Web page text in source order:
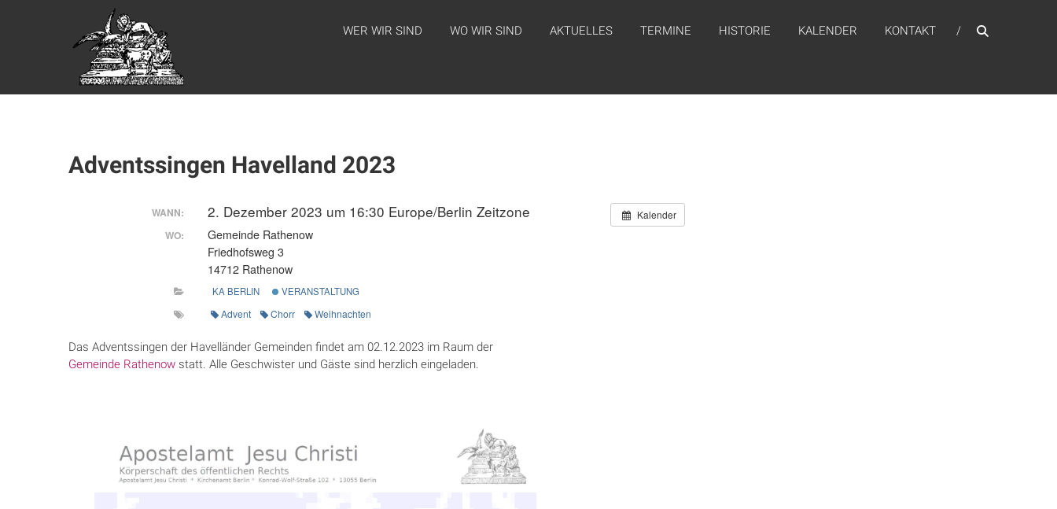
WEBSITE DES
APOSTELAMTES
JESU CHRISTI
KÖR
WER WIR SIND WO WIR SIND AKTUELLES TERMINE HISTORIE KALENDER KONTAKT
Adventssingen Havelland 2023
Kalender
WANN: 2. Dezember 2023 um 16:30 Europe/Berlin Zeitzone
WO:
Gemeinde Rathenow
Friedhofsweg 3
14712 Rathenow
KA BERLIN VERANSTALTUNG
Advent Chorr Weihnachten
Das Adventssingen der Havelländer Gemeinden findet am 02.12.2023 im Raum der
Gemeinde Rathenow statt. Alle Geschwister und Gäste sind herzlich eingeladen.